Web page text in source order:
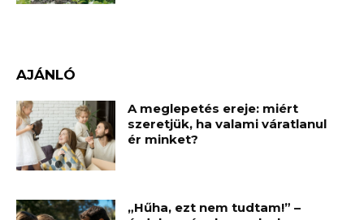
AJÁNLÓ
A meglepetés ereje: miért
szeretjük, ha valami váratlanul
ér minket?
„Hűha, ezt nem tudtam!” –